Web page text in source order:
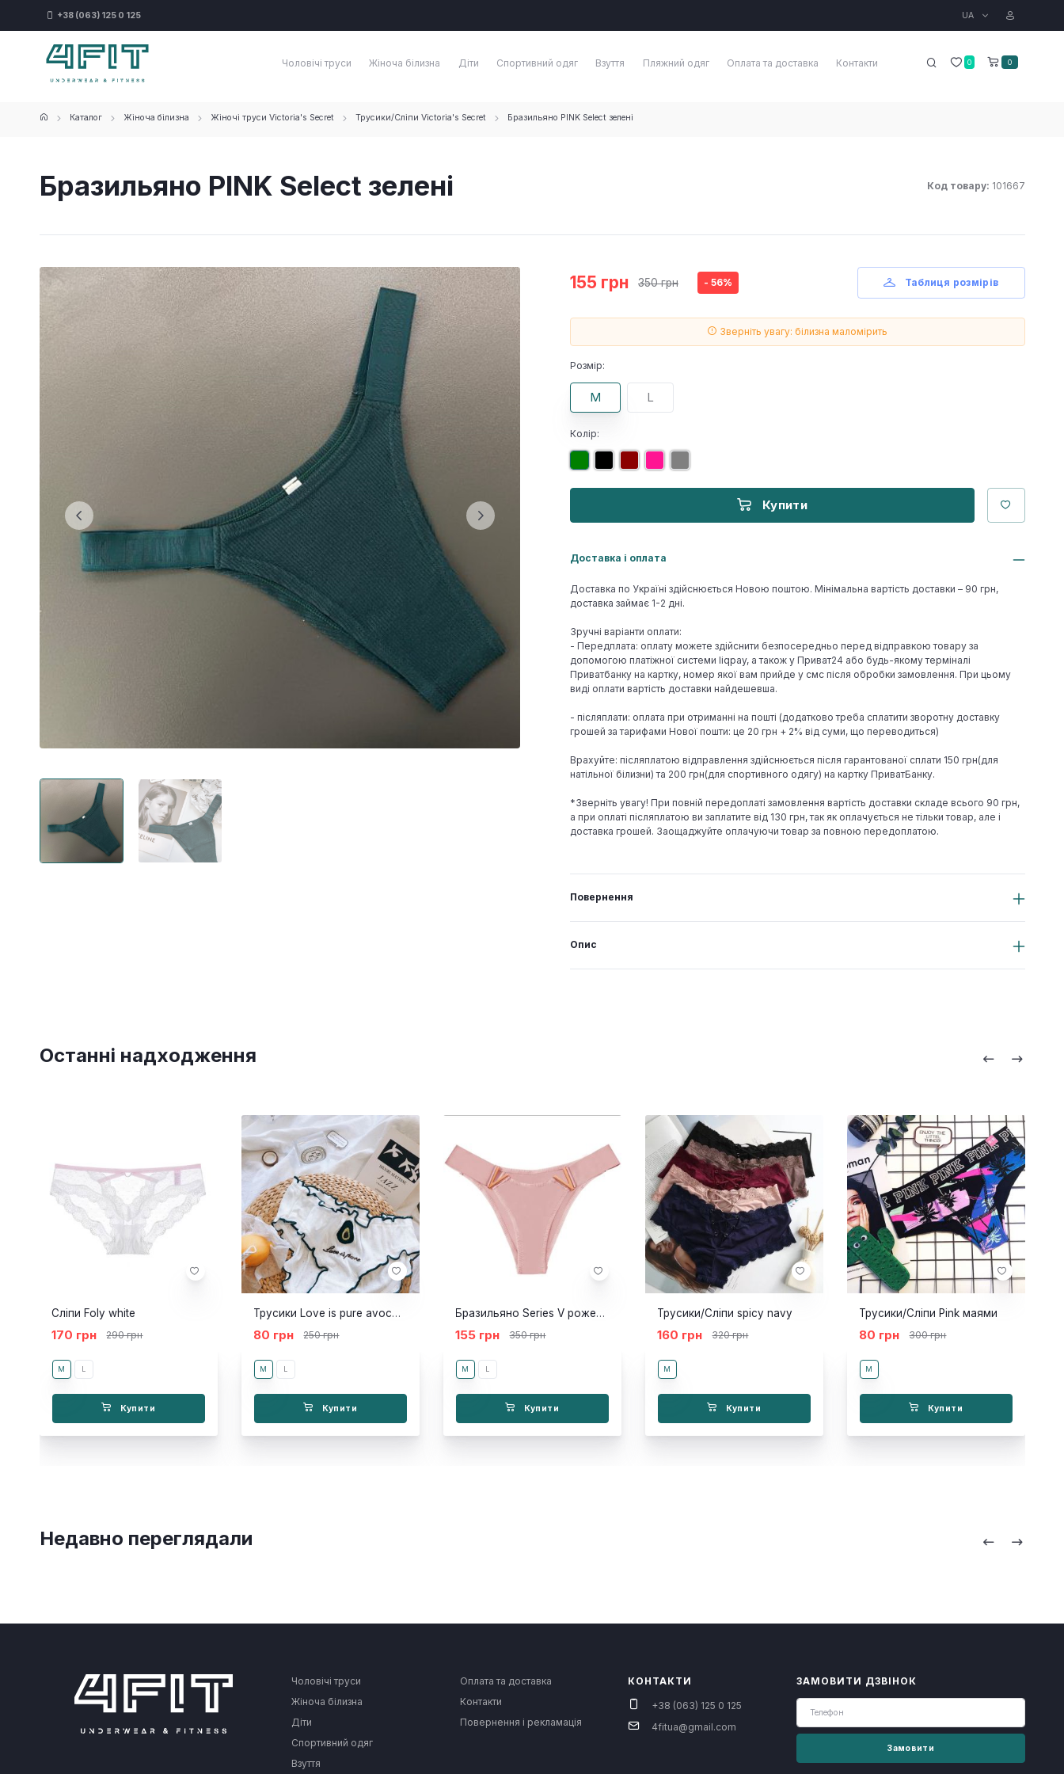
+38 (063) 125 0 125 UA
0 0
Чоловічі труси Жіноча білизна Діти Спортивний одяг Взуття Пляжний одяг Оплата та доставка Контакти
Каталог Жіноча білизна Жіночі труси Victoria's Secret Трусики/Сліпи Victoria's Secret Бразильяно PINK Select зелені
Бразильяно PINK Select зелені Код товару: 101667
155 грн 350 грн - 56% Таблиця розмірів
Зверніть увагу: білизна маломірить
Розмір:
M L
Колір:
Купити
Доставка і оплата
Доставка по Україні здійснюється Новою поштою. Мінімальна вартість доставки – 90 грн,
доставка займає 1-2 дні.
Зручні варіанти оплати:
- Передплата: оплату можете здійснити безпосередньо перед відправкою товару за
допомогою платіжної системи liqpay, а також у Приват24 або будь-якому терміналі
Приватбанку на картку, номер якої вам прийде у смс після обробки замовлення. При цьому
виді оплати вартість доставки найдешевша.
- післяплати: оплата при отриманні на пошті (додатково треба сплатити зворотну доставку
грошей за тарифами Нової пошти: це 20 грн + 2% від суми, що переводиться)
Врахуйте: післяплатою відправлення здійснюється після гарантованої сплати 150 грн(для
натільної білизни) та 200 грн(для спортивного одягу) на картку ПриватБанку.
*Зверніть увагу! При повній передоплаті замовлення вартість доставки складе всього 90 грн,
а при оплаті післяплатою ви заплатите від 130 грн, так як оплачується не тільки товар, але і
доставка грошей. Заощаджуйте оплачуючи товар за повною передоплатою.
Повернення
Опис
Останні надходження
Сліпи Foly white
170 грн 290 грн
M L
Купити
Трусики Love is pure avocado
80 грн 250 грн
M L
Купити
Бразильяно Series V рожевий
155 грн 350 грн
M L
Купити
Трусики/Сліпи spicy navy
160 грн 320 грн
M
Купити
Трусики/Сліпи Pink маями
80 грн 300 грн
M
Купити
Недавно переглядали
Чоловічі труси
Жіноча білизна
Діти
Спортивний одяг
Взуття
Оплата та доставка
Контакти
Повернення і рекламація
КОНТАКТИ
+38 (063) 125 0 125
4fitua@gmail.com
ЗАМОВИТИ ДЗВІНОК
Замовити